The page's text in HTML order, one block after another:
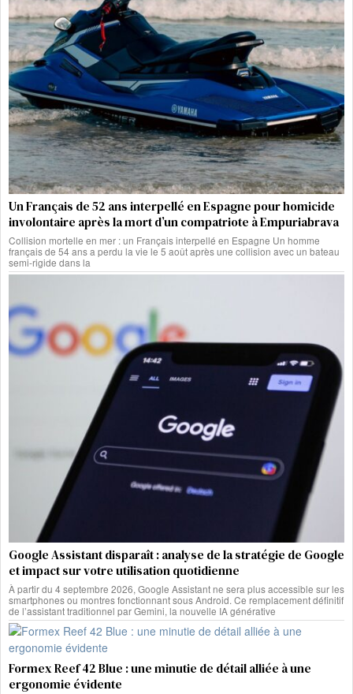
Un Français de 52 ans interpellé en Espagne pour homicide
involontaire après la mort d’un compatriote à Empuriabrava
Collision mortelle en mer : un Français interpellé en Espagne Un homme
français de 54 ans a perdu la vie le 5 août après une collision avec un bateau
semi-rigide dans la
Google Assistant disparaît : analyse de la stratégie de Google
et impact sur votre utilisation quotidienne
À partir du 4 septembre 2026, Google Assistant ne sera plus accessible sur les
smartphones ou montres fonctionnant sous Android. Ce remplacement définitif
de l’assistant traditionnel par Gemini, la nouvelle IA générative
Formex Reef 42 Blue : une minutie de détail alliée à une
ergonomie évidente